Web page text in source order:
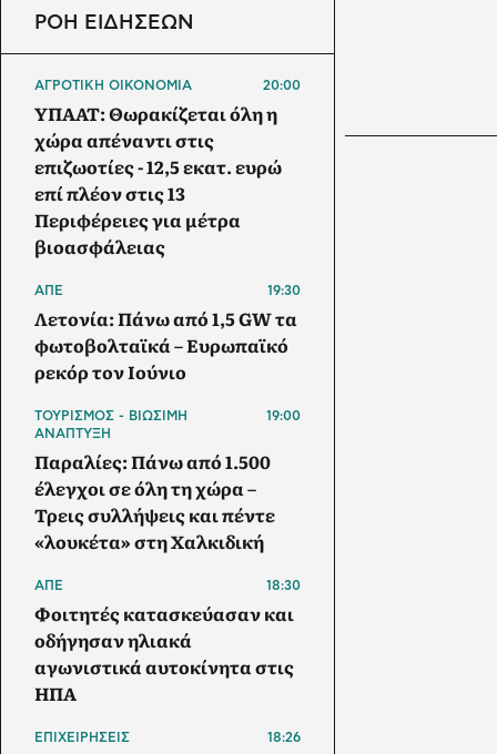
ΡΟΗ ΕΙΔΗΣΕΩΝ
ΑΓΡΟΤΙΚΗ ΟΙΚΟΝΟΜΙΑ 20:00
ΥΠΑΑΤ: Θωρακίζεται όλη η
χώρα απέναντι στις
επιζωοτίες - 12,5 εκατ. ευρώ
επί πλέον στις 13
Περιφέρειες για μέτρα
βιοασφάλειας
ΑΠΕ 19:30
Λετονία: Πάνω από 1,5 GW τα
φωτοβολταϊκά – Ευρωπαϊκό
ρεκόρ τον Ιούνιο
ΤΟΥΡΙΣΜΟΣ - ΒΙΩΣΙΜΗ
ΑΝΑΠΤΥΞΗ
19:00
Παραλίες: Πάνω από 1.500
έλεγχοι σε όλη τη χώρα –
Τρεις συλλήψεις και πέντε
«λουκέτα» στη Χαλκιδική
ΑΠΕ 18:30
Φοιτητές κατασκεύασαν και
οδήγησαν ηλιακά
αγωνιστικά αυτοκίνητα στις
ΗΠΑ
ΕΠΙΧΕΙΡΗΣΕΙΣ 18:26